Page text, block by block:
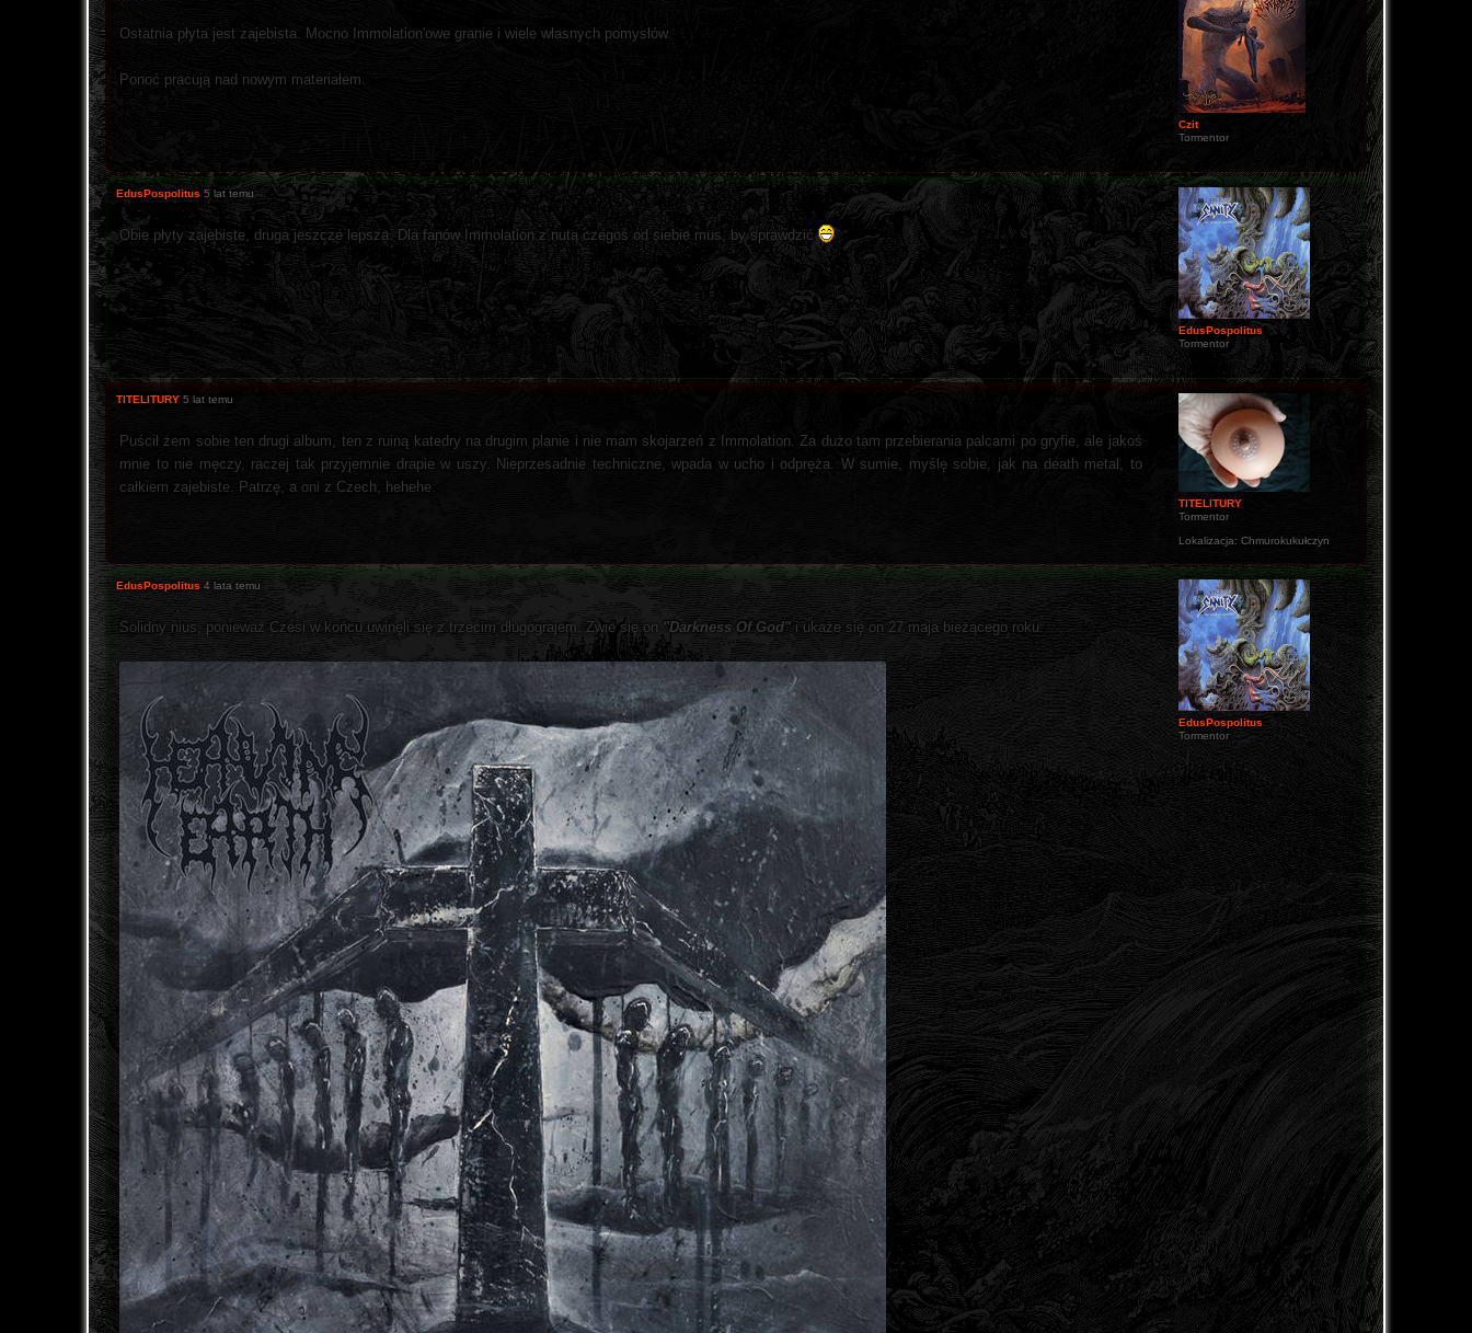
Czit
Tormentor
Ostatnia płyta jest zajebista. Mocno Immolation'owe granie i wiele własnych pomysłów.
Ponoć pracują nad nowym materiałem.
EdusPospolitus
Tormentor
EdusPospolitus 5 lat temu
Obie płyty zajebiste, druga jeszcze lepsza. Dla fanów Immolation z nutą czegoś od siebie mus, by sprawdzić
TITELITURY
Tormentor
Lokalizacja: Chmurokukułczyn
TITELITURY 5 lat temu
Puścił żem sobie ten drugi album, ten z ruiną katedry na drugim planie i nie mam skojarzeń z Immolation. Za dużo tam przebierania palcami po gryfie, ale jakoś
mnie to nie męczy, raczej tak przyjemnie drapie w uszy. Nieprzesadnie techniczne, wpada w ucho i odpręża. W sumie, myślę sobie, jak na death metal, to
całkiem zajebiste. Patrzę, a oni z Czech, hehehe.
EdusPospolitus
Tormentor
EdusPospolitus 4 lata temu
Solidny nius, ponieważ Czesi w końcu uwinęli się z trzecim długograjem. Zwie się on "Darkness Of God" i ukaże się on 27 maja bieżącego roku.